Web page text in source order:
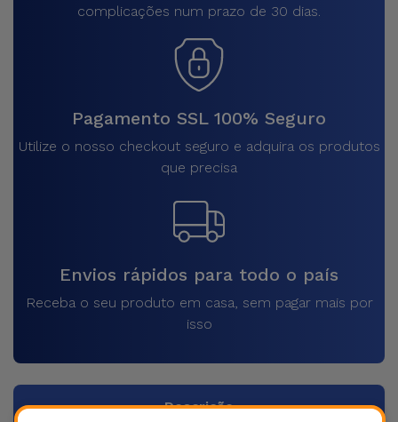
complicações num prazo de 30 dias.
Pagamento SSL 100% Seguro
Utilize o nosso checkout seguro e adquira os produtos
que precisa
Envios rápidos para todo o país
Receba o seu produto em casa, sem pagar mais por
isso
Descrição